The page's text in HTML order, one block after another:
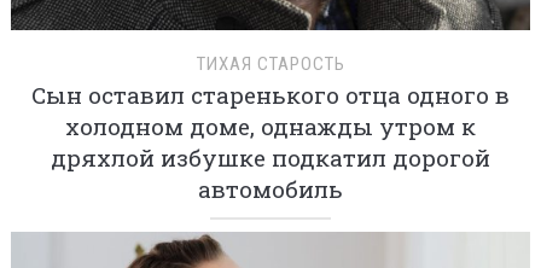
ТИХАЯ СТАРОСТЬ
Сын оставил старенького отца одного в
холодном доме, однажды утром к
дряхлой избушке подкатил дорогой
автомобиль